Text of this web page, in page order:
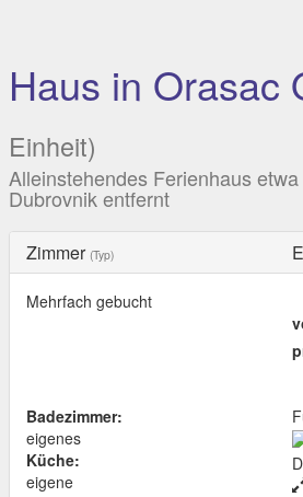
Haus in Orasac
Einheit)
Alleinstehendes Ferienhaus
Dubrovnik entfernt
Zimmer (Typ)
Mehrfach gebucht
Badezimmer:
eigenes
Küche:
eigene